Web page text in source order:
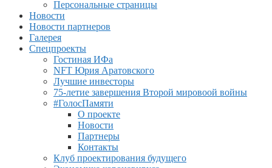
Персональные страницы
Новости
Новости партнеров
Галерея
Спецпроекты
Гостиная ИФа
NFT Юрия Аратовского
Лучшие инвесторы
75-летие завершения Второй мировоой войны
#ГолосПамяти
О проекте
Новости
Партнеры
Контакты
Клуб проектирования будущего